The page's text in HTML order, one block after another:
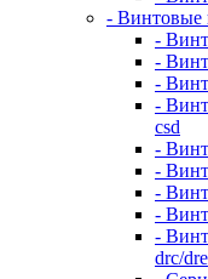
- Винтовые
-
-
-
-
csd
-
-
-
-
-
drc/dre